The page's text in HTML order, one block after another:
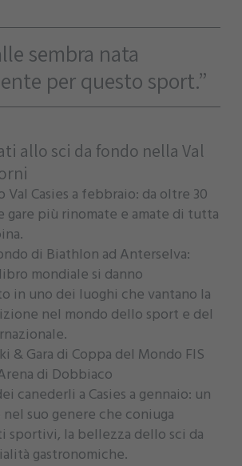
sembra nata
per questo sport.”
allo sci da fondo nella Val
Val Casies a febbraio: da oltre 30
gare più rinomate e amate di tutta
di Biathlon ad Anterselva:
mondiale si danno
in uno dei luoghi che vantano la
nel mondo dello sport e del
& Gara di Coppa del Mondo FIS
di Dobbiaco
canederli a Casies a gennaio: un
suo genere che coniuga
sportivi, la bellezza dello sci da
gastronomiche.